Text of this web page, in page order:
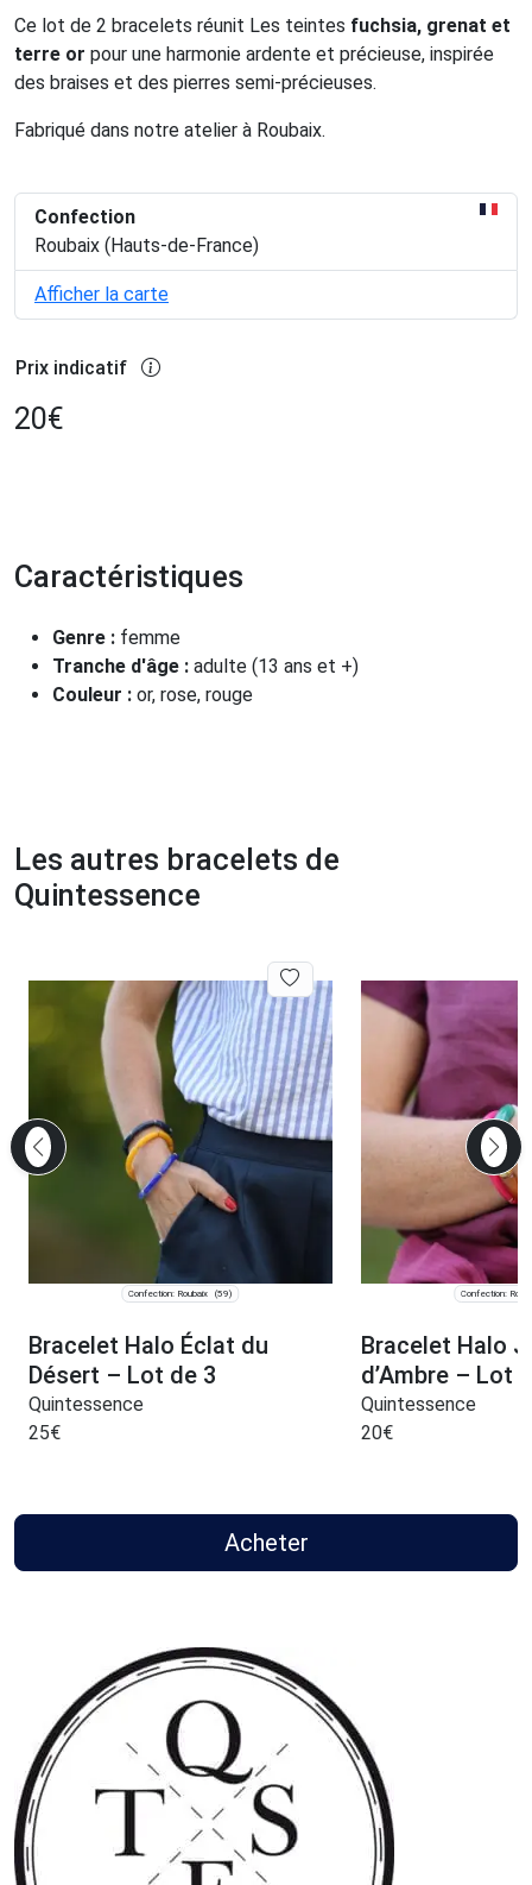
Ce lot de 2 bracelets réunit Les teintes fuchsia, grenat et
terre or pour une harmonie ardente et précieuse, inspirée
des braises et des pierres semi-précieuses.
Fabriqué dans notre atelier à Roubaix.
Confection
Roubaix (Hauts-de-France)
Afficher la carte
Prix indicatif
20€
Caractéristiques
Genre : femme
Tranche d'âge : adulte (13 ans et +)
Couleur : or, rose, rouge
Les autres bracelets de
Quintessence
Confection: Roubaix (59)
Bracelet Halo Éclat du
Désert – Lot de 3
Quintessence
25€
Confection:
Bracelet Halo
d’Ambre – Lot
Quintessence
20€
Acheter